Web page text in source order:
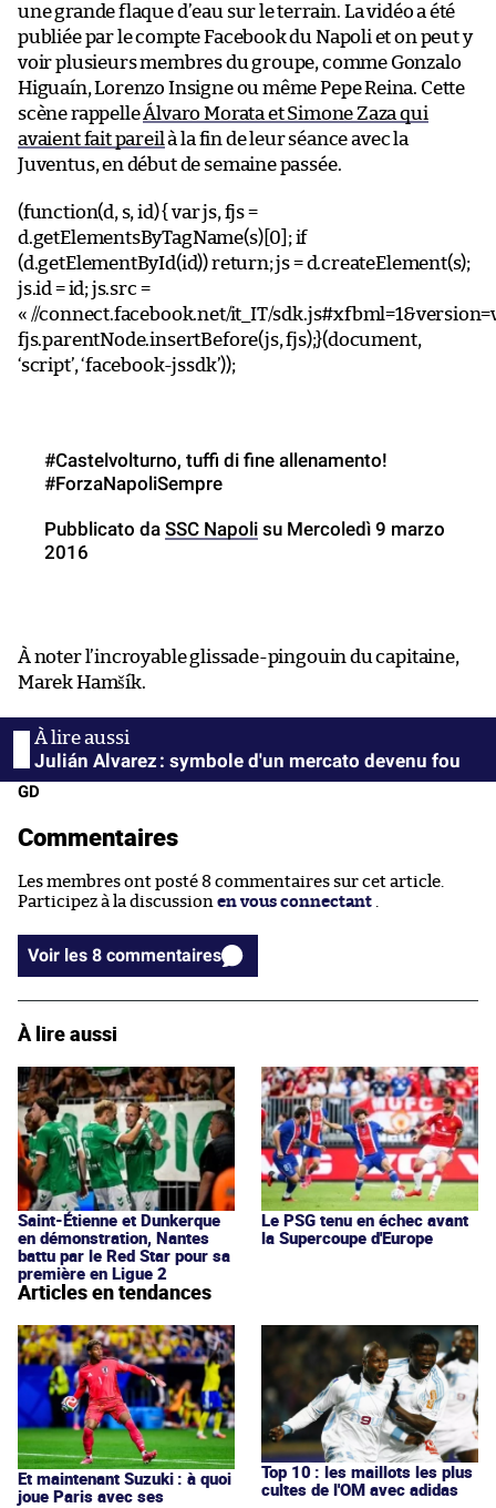
une grande flaque d’eau sur le terrain. La vidéo a été
publiée par le compte Facebook du Napoli et on peut y
voir plusieurs membres du groupe, comme Gonzalo
Higuaín, Lorenzo Insigne ou même Pepe Reina. Cette
scène rappelleÁlvaro Morata et Simone Zaza qui
avaient fait pareilà la fin de leur séance avec la
Juventus, en début de semaine passée.
(function(d, s, id) { var js, fjs =
d.getElementsByTagName(s)[0]; if
(d.getElementById(id)) return; js = d.createElement(s);
js.id = id; js.src =
« //connect.facebook.net/it_IT/
fjs.parentNode.insertBefore(js, fjs);}(document,
‘script’, ‘facebook-jssdk’));
#Castelvolturno, tuffi di fine allenamento!
#ForzaNapoliSempre
Pubblicato da SSC Napoli su Mercoledì 9 marzo
2016
À noter l’incroyable glissade-pingouin du capitaine,
Marek Hamšík.
Julián Alvarez : symbole d'un mercato devenu fou
GD
Commentaires
Les membres ont posté 8 commentaires sur cet article.
Participez à la discussion en vous connectant
Voir les 8 commentaires
À lire aussi
Saint-Étienne et Dunkerque
en démonstration, Nantes
battu par le Red Star pour sa
première en Ligue 2
Le PSG tenu en échec avant
la Supercoupe d'Europe
Articles en tendances
Et maintenant Suzuki : à quoi
joue Paris avec ses
Top 10 : les maillots les plus
cultes de l'OM avec adidas